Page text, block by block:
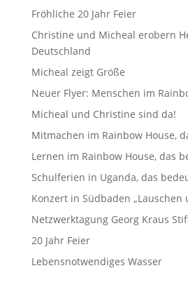
Fröhliche 20 Jahr Feier
Christine und Micheal erobern
Deutschland
Micheal zeigt Größe
Neuer Flyer: Menschen im
Micheal und Christine sind da!
Mitmachen im Rainbow House,
Lernen im Rainbow House, das
Schulferien in Uganda, das
Konzert in Südbaden „Lauschen
Netzwerktagung Georg Kraus
20 Jahr Feier
Lebensnotwendiges Wasser